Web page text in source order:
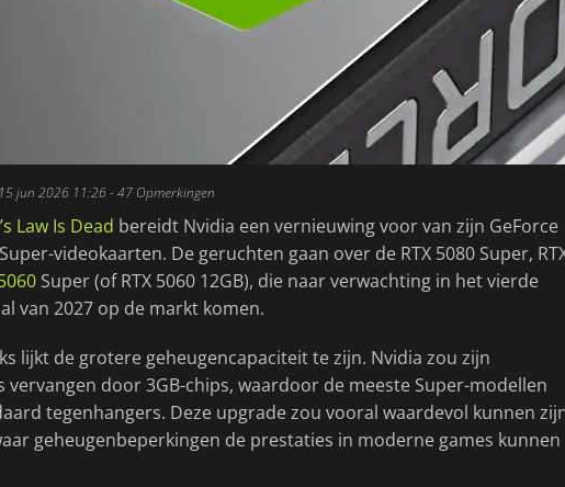
15 jun 2026 11:26- 47 Opmerkingen
Law Is Dead bereidt Nvidia een vernieuwing voor van zijn GeForce
videokaarten. De geruchten gaan over de RTX 5080 Super,
Super (of RTX 5060 12GB), die naar verwachting in het vierde
van 2027 op de markt komen.
lijkt de grotere geheugencapaciteit te zijn. Nvidia zou zijn
vervangen door 3GB-chips, waardoor de meeste Super-modellen
tegenhangers. Deze upgrade zou vooral waardevol kunnen
geheugenbeperkingen de prestaties in moderne games kunnen